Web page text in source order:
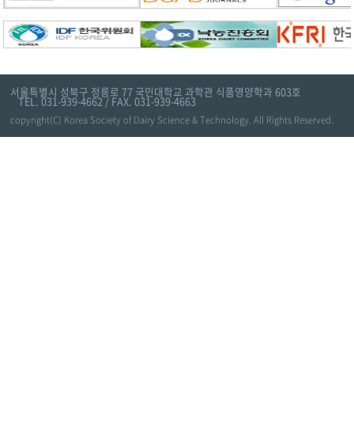
서울특별시 성북구 정릉로 77 국민대학교 과학관 식품영양학과 603호
TEL. 031-939-4662 / FAX. 031-939-4663
copyright(C) Korea Society of Dairy Science & Technology. All Rights Reserved.